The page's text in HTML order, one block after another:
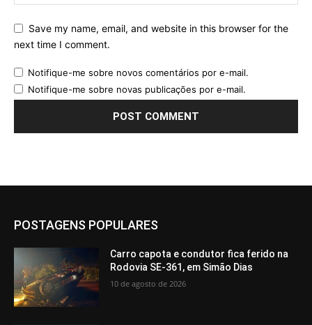
Save my name, email, and website in this browser for the
next time I comment.
Notifique-me sobre novos comentários por e-mail.
Notifique-me sobre novas publicações por e-mail.
POSTAGENS POPULARES
Carro capota e condutor fica ferido na
Rodovia SE-361, em Simão Dias
10 de agosto de 2026